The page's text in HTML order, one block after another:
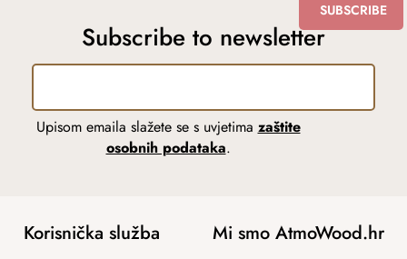
Subscribe to newsletter
Upisom emaila slažete se s uvjetima zaštite
osobnih podataka.
SUBSCRIBE
Korisnička služba Mi smo AtmoWood.hr